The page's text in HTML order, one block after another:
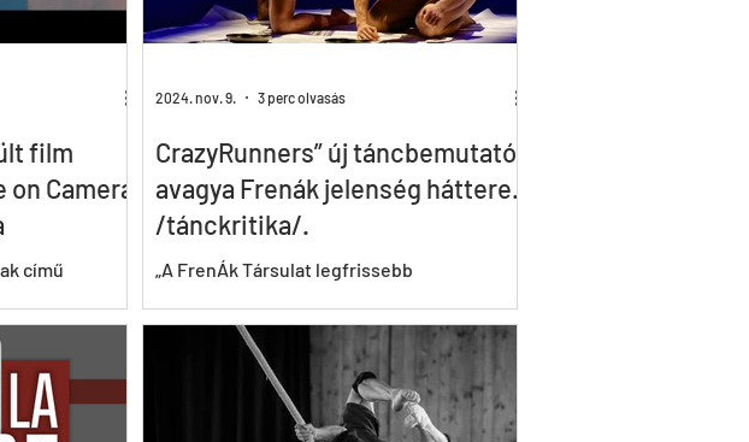
film
Camera
Pál, a
CrazyRunners” új táncbemutató,
avagya Frenák jelenség háttere.
/tánckritika/.
„A FrenÁk Társulat legfrissebb
áll színpadra, melynek kreatív táncosai
színes kulturális...
2024. nov. 9. 3 perc olvasás